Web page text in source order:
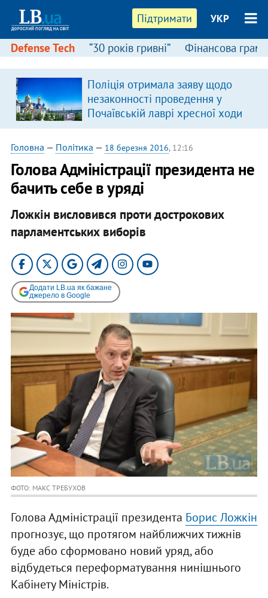
Підтримати УКР
Defense Tech “30 років гривні” Фінансова
Поліція отримала заяву щодо
незаконності проведення у
Почаївській лаврі хресної ходи
Головна — Політика — 18 березня 2016, 12:16
Голова Адміністрації президента не
бачить себе в уряді
Ложкін висловився проти дострокових
парламентських виборів
Додати LB.ua як бажане
джерело в Google
ФОТО: МАКС ТРЕБУХОВ
Голова Адміністрації президента Борис Ложкін
прогнозує, що протягом найближчих тижнів
буде або сформовано новий уряд, або
відбудеться переформатування нинішнього
Кабінету Міністрів.